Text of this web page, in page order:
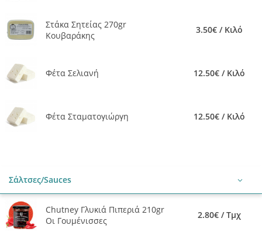
Στάκα Σητείας 270gr
Κουβαράκης
3.50€ / Κιλό
Φέτα Σελιανή 12.50€ / Κιλό
Φέτα Σταματογιώργη 12.50€ / Κιλό
Σάλτσες/Sauces
Chutney Γλυκιά Πιπεριά 210gr
Οι Γουμένισσες
2.80€ / Τμχ